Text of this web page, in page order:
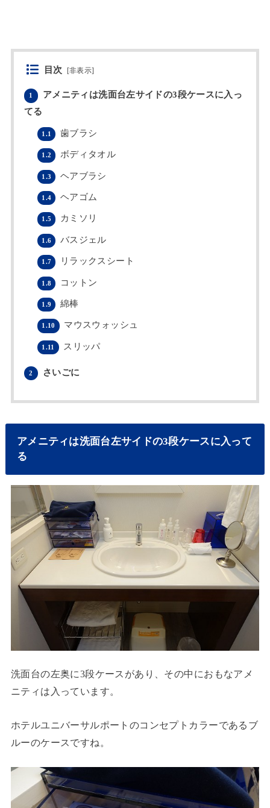
目次 [非表示]
1
アメニティは洗面台左サイドの3段ケースに入っ
てる
1.1 歯ブラシ
1.2 ボディタオル
1.3 ヘアブラシ
1.4 ヘアゴム
1.5 カミソリ
1.6 バスジェル
1.7 リラックスシート
1.8 コットン
1.9 綿棒
1.10 マウスウォッシュ
1.11 スリッパ
2 さいごに
アメニティは洗面台左サイドの3段ケースに入って
る
洗面台の左奥に3段ケースがあり、その中におもなアメ
ニティは入っています。
ホテルユニバーサルポートのコンセプトカラーであるブ
ルーのケースですね。